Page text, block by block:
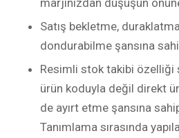
Satış bekletme,
dondurabilme şansına
Resimli stok takibi özelliği
ürün koduyla değil direkt
de ayırt etme şansına
Tanımlama sırasında